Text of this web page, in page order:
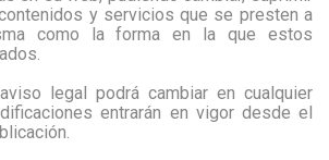
y servicios que se presten a
como la forma en la que estos
legal podrá cambiar en cualquier
entrarán en vigor desde el